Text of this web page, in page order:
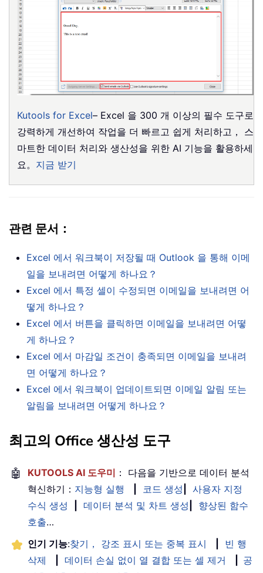
Kutools for Excel– Excel 을 300 개 이상의 필수 도구로
강력하게 개선하여 작업을 더 빠르고 쉽게 처리하고， 스
마트한 데이터 처리와 생산성을 위한 AI 기능을 활용하세
요。 지금 받기
관련 문서：
Excel 에서 워크북이 저장될 때 Outlook 을 통해 이메
일을 보내려면 어떻게 하나요？
Excel 에서 특정 셀이 수정되면 이메일을 보내려면 어
떻게 하나요？
Excel 에서 버튼을 클릭하면 이메일을 보내려면 어떻
게 하나요？
Excel 에서 마감일 조건이 충족되면 이메일을 보내려
면 어떻게 하나요？
Excel 에서 워크북이 업데이트되면 이메일 알림 또는
알림을 보내려면 어떻게 하나요？
최고의 Office 생산성 도구
🤖 KUTOOLS AI 도우미 ： 다음을 기반으로 데이터 분석
혁신하기： 지능형 실행 코드 생성
사용자 지정
수식 생성
데이터 분석 및 차트 생성
향상된 함수
호출…
인기 기능:찾기， 강조 표시 또는 중복 표시
빈 행
삭제
데이터 손실 없이 열 결합 또는 셀 제거
공